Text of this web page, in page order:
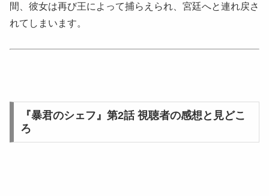
間、彼女は再び王によって捕らえられ、宮廷へと連れ戻さ
れてしまいます。
『暴君のシェフ』第2話 視聴者の感想と見どこ
ろ